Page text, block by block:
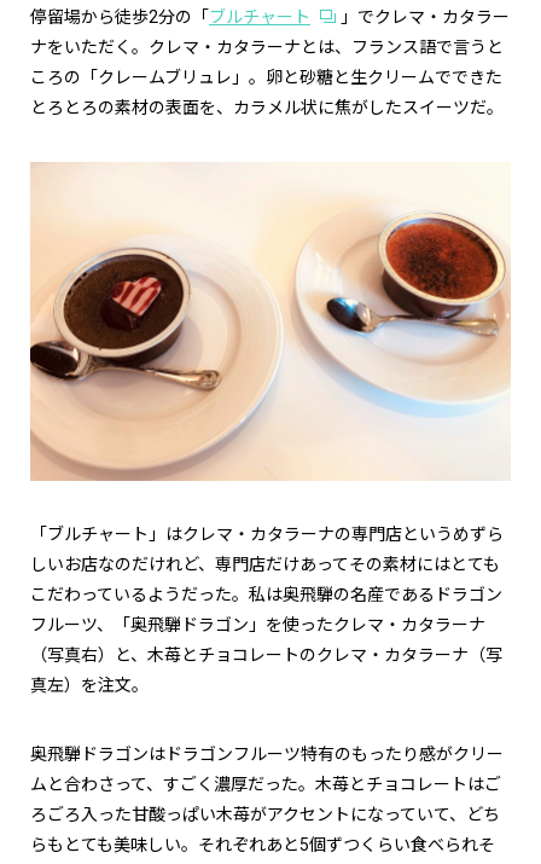
停留場から徒歩2分の「 ブルチャート
」でクレマ・カタラー
ナをいただく。クレマ・カタラーナとは、フランス語で言うと
ころの「クレームブリュレ」。卵と砂糖と生クリームでできた
とろとろの素材の表面を、カラメル状に焦がしたスイーツだ。
「ブルチャート」はクレマ・カタラーナの専門店というめずら
しいお店なのだけれど、専門店だけあってその素材にはとても
こだわっているようだった。私は奥飛騨の名産であるドラゴン
フルーツ、「奥飛騨ドラゴン」を使ったクレマ・カタラーナ
（写真右）と、木苺とチョコレートのクレマ・カタラーナ（写
真左）を注文。
奥飛騨ドラゴンはドラゴンフルーツ特有のもったり感がクリー
ムと合わさって、すごく濃厚だった。木苺とチョコレートはご
ろごろ入った甘酸っぱい木苺がアクセントになっていて、どち
らもとても美味しい。それぞれあと5個ずつくらい食べられそ